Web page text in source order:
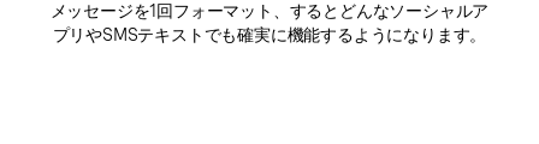
メッセージを1回フォーマット、するとどんなソーシャルア
プリやSMSテキストでも確実に機能するようになります。